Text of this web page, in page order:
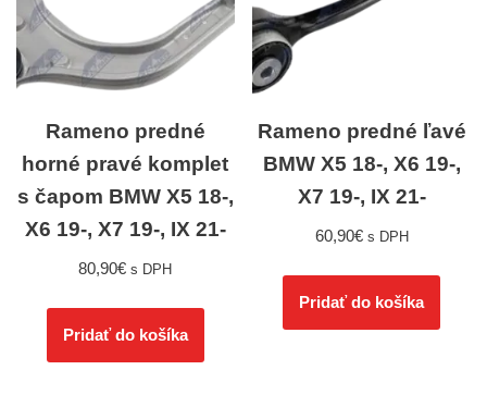
Rameno predné
horné pravé komplet
s čapom BMW X5 18-,
X6 19-, X7 19-, IX 21-
80,90€ s DPH
Pridať do košíka
Rameno predné ľavé
BMW X5 18-, X6 19-,
X7 19-, IX 21-
60,90€ s DPH
Pridať do košíka